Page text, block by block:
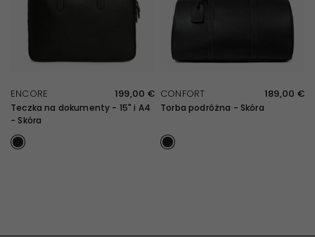
ENCORE 199,00 €
Teczka na dokumenty - 15" i A4
- Skóra
Noir
CONFORT 189,00 €
Torba podróżna - Skóra
Noir